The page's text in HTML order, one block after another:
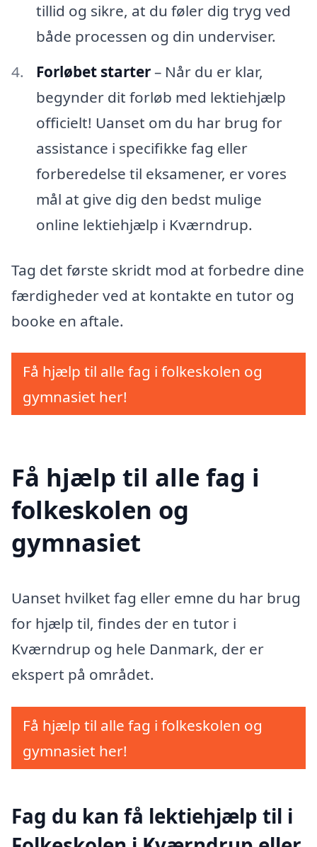
tillid og sikre, at du føler dig tryg ved
både processen og din underviser.
Forløbet starter– Når du er klar,
begynder dit forløb med lektiehjælp
officielt! Uanset om du har brug for
assistance i specifikke fag eller
forberedelse til eksamener, er vores
mål at give dig den bedst mulige
online lektiehjælp i Kværndrup.
Tag det første skridt mod at forbedre dine
færdigheder ved at kontakte en tutor og
booke en aftale.
Få hjælp til alle fag i folkeskolen og
gymnasiet her!
Få hjælp til alle fag i
folkeskolen og
gymnasiet
Uanset hvilket fag eller emne du har brug
for hjælp til, findes der en tutor i
Kværndrup og hele Danmark, der er
ekspert på området.
Få hjælp til alle fag i folkeskolen og
gymnasiet her!
Fag du kan få lektiehjælp til i